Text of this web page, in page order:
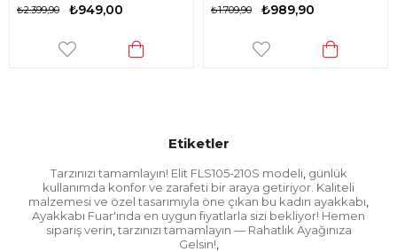
₺949,00
₺2.399,90 ₺989,90
₺1.709,90
Etiketler
Tarzınızı tamamlayın! Elit FLS105-210S modeli, günlük
kullanımda konfor ve zarafeti bir araya getiriyor. Kaliteli
malzemesi ve özel tasarımıyla öne çıkan bu kadın ayakkabı
Ayakkabı Fuar'ında en uygun fiyatlarla sizi bekliyor! Hemen
sipariş verin tarzınızı tamamlayın — Rahatlık Ayağınıza
Gelsin!